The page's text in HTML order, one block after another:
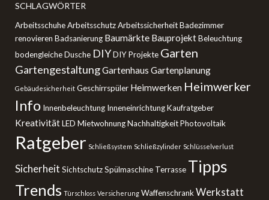
SCHLAGWÖRTER
ArbeitsschuheArbeitsschutzArbeitssicherheitBadezimmer
renovieren Badsanierung Baumärkte BauprojektBeleuchtung
bodengleiche Dusche DIYDIY Projekte Garten
GartengestaltungGartenhaus Gartenplanung
Gebäudesicherheit Geschirrspüler Heimwerken Heimwerker
Info Innenbeleuchtung InneneinrichtungKaufratgeber
KreativitätLED MietwohnungNachhaltigkeitPhotovoltaik
Ratgeber Schließsystem Schließzylinder Schlüsselverlust
Sicherheit SichtschutzSpülmaschine Terrasse Tipps
Trends Türschloss Versicherung WaffenschrankWerkstatt